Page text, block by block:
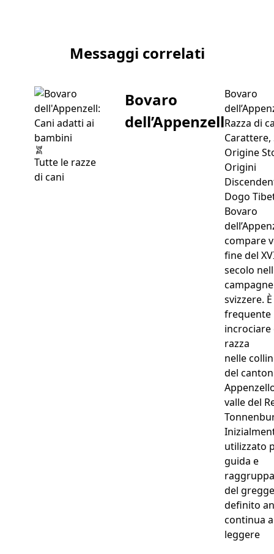
Messaggi correlati
Tutte le razze
di cani
Bovaro
dell’Appenzell
Bovaro
Razza di
Carattere,
Origine
Origini
Dogo
Bovaro
compare
fine del
secolo
campagne
svizzere. È
frequente
incrociare
razza
nelle
del canton
valle del
utilizzato
guida e
del
definito
continua a
leggere